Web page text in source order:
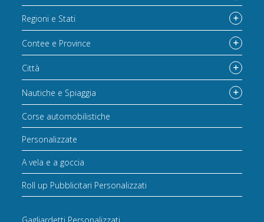
Regioni e Stati
Contee e Province
Città
Nautiche e Spiaggia
Corse automobilistiche
Personalizzate
A vela e a goccia
Roll up Pubblicitari Personalizzati